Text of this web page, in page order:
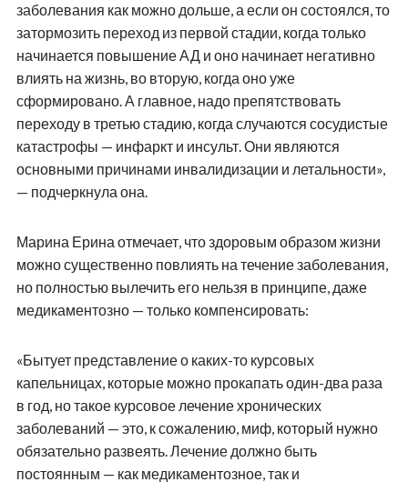
заболевания как можно дольше, а если он состоялся, то
затормозить переход из первой стадии, когда только
начинается повышение АД и оно начинает негативно
влиять на жизнь, во вторую, когда оно уже
сформировано. А главное, надо препятствовать
переходу в третью стадию, когда случаются сосудистые
катастрофы — инфаркт и инсульт. Они являются
основными причинами инвалидизации и летальности»,
— подчеркнула она.
Марина Ерина отмечает, что здоровым образом жизни
можно существенно повлиять на течение заболевания,
но полностью вылечить его нельзя в принципе, даже
медикаментозно — только компенсировать:
«Бытует представление о каких-то курсовых
капельницах, которые можно прокапать один-два раза
в год, но такое курсовое лечение хронических
заболеваний — это, к сожалению, миф, который нужно
обязательно развеять. Лечение должно быть
постоянным — как медикаментозное, так и